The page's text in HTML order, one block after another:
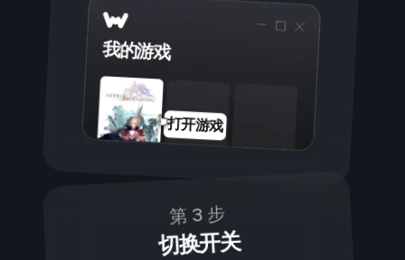
我的游戏
打开游戏
第 3 步
切换开关